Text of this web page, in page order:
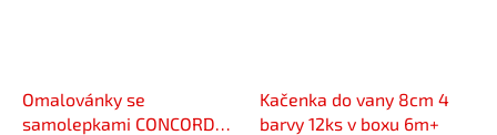
Omalovánky se
samolepkami CONCORDE
Kačenka do vany 8cm 4
barvy 12ks v boxu 6m+